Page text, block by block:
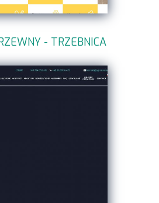
- TRZEBNICA